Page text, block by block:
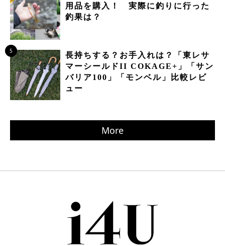
用品を購入！ 実際に釣りに行った
釣果は？
5
長持ちする？お手入れは？「東レサ
マーシールドII COKAGE+」「サン
バリア100」「モンベル」比較レビ
ュー
More